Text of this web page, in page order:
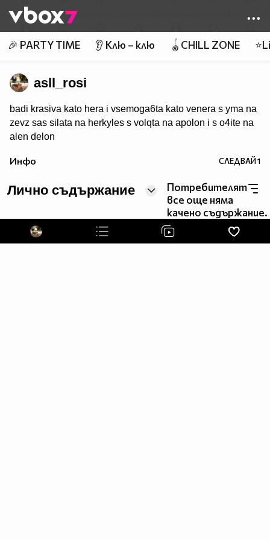
👾
🎉 PARTY TIME 👂 Клю – клю 🪀CHILL ZONE
asll_rosi
badi krasiva kato hera i vsemoga6ta kato venera s yma na
zevz sas silata na herkyles s volqta na apolon i s o4ite na
alen delon
Инфо СЛЕДВАЙ1
Лично съдържание
Потребителят
все още няма
качено съдържание.